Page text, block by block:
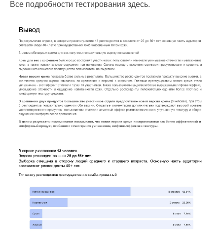
Все подробности тестирования здесь.